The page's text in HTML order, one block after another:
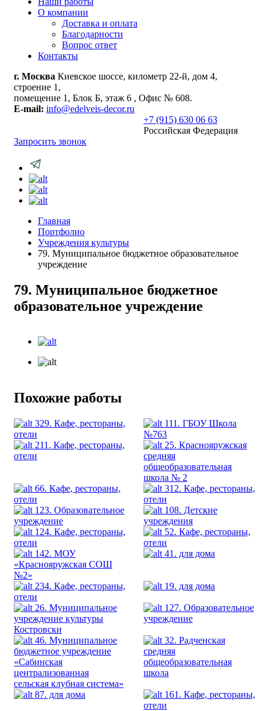
О компании
Доставка и оплата
Благодарности
Вопрос ответ
Контакты
г. Москва Киевское шоссе, километр 22-й, дом 4,
строение 1,
помещение 1, Блок Б, этаж 6 , Офис № 608.
E-mail: info@edelveis-decor.ru
+7 (915) 630 06 63
Российская Федерация
Запросить звонок
Главная
Портфолио
Учреждения культуры
79. Муниципальное бюджетное образовательное
учреждение
79. Муниципальное бюджетное
образовательное учреждение
Похожие работы
329. Кафе, рестораны,
отели
111. ГБОУ Школа
№763
211. Кафе, рестораны,
отели
25. Краснояружская
средняя
общеобразовательная
школа № 2
66. Кафе, рестораны,
отели
312. Кафе, рестораны,
отели
123. Образовательное
учреждение
108. Детские
учреждения
124. Кафе, рестораны,
отели
52. Кафе, рестораны,
отели
142. МОУ
«Краснояружская СОШ
№2»
41. для дома
234. Кафе, рестораны,
отели
19. для дома
26. Муниципальное
учреждение культуры
Костровски
127. Образовательное
учреждение
46. Муниципальное
бюджетное учреждение
«Сабинская
централизованная
сельская клубная система»
32. Радченская
средняя
общеобразовательная
школа
87. для дома
161. Кафе, рестораны,
отели